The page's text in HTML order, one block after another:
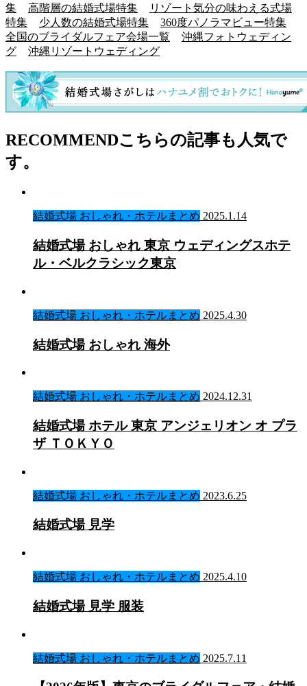
集
高階層の結婚式場特集
リゾート気分の味わえる式場
特集
少人数の結婚式場特集
360度パノラマビュー特集
全国のブライダルフェア会場一覧
沖縄フォトウェディン
グ
沖縄リゾートウェディング
RECOMMENDこちらの記事も人気で
す。
結婚式場 おしゃれ・ホテルまとめ 2025.1.14
結婚式場 おしゃれ 東京 ウェディングスホテ
ル・ベルクラシック東京
結婚式場 おしゃれ・ホテルまとめ 2025.4.30
結婚式場 おしゃれ 海外
結婚式場 おしゃれ・ホテルまとめ 2024.12.31
結婚式場 ホテル 東京 アンジェリオン オ プラ
ザ ＴＯＫＹＯ
結婚式場 おしゃれ・ホテルまとめ 2023.6.25
結婚式場 見学
結婚式場 おしゃれ・ホテルまとめ 2025.4.10
結婚式場 見学 服装
結婚式場 おしゃれ・ホテルまとめ 2025.7.11